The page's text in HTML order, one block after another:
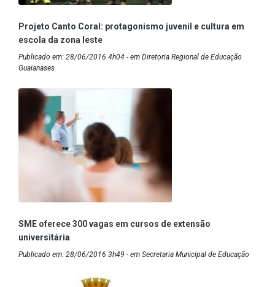
Projeto Canto Coral: protagonismo juvenil e cultura em
escola da zona leste
Publicado em: 28/06/2016 4h04 - em Diretoria Regional de Educação
Guaianases
SME oferece 300 vagas em cursos de extensão
universitária
Publicado em: 28/06/2016 3h49 - em Secretaria Municipal de Educação